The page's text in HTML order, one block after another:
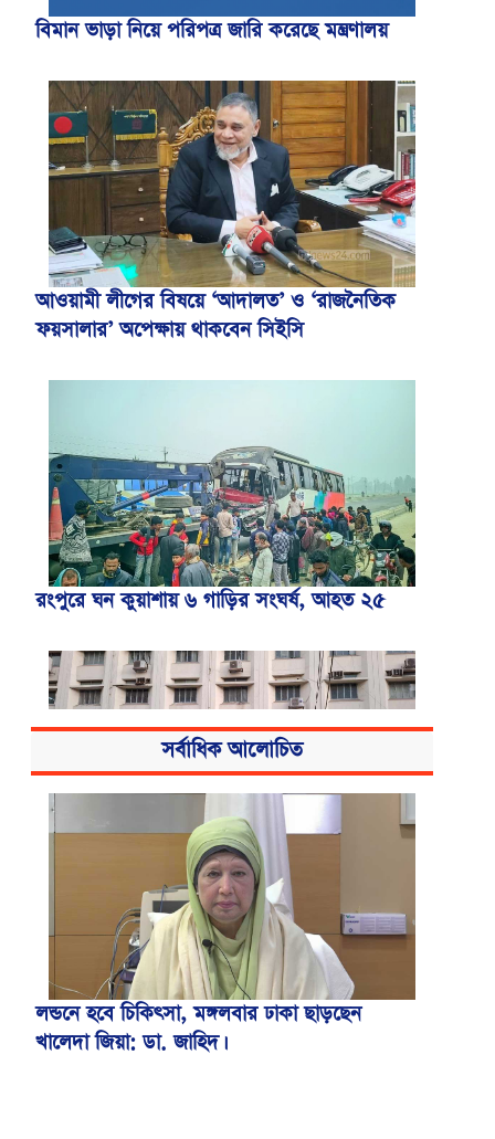
বিমান ভাড়া নিয়ে পরিপত্র জারি করেছে মন্ত্রণালয়
আওয়ামী লীগের বিষয়ে ‘আদালত’ ও ‘রাজনৈতিক
ফয়সালার’ অপেক্ষায় থাকবেন সিইসি
রংপুরে ঘন কুয়াশায় ৬ গাড়ির সংঘর্ষ, আহত ২৫
বিএসএমএমইউয়ের নতুন নাম বাংলাদেশ
মেডিকেল বিশ্ববিদ্যালয়
সর্বাধিক আলোচিত
লন্ডনে হবে চিকিৎসা, মঙ্গলবার ঢাকা ছাড়ছেন
খালেদা জিয়া: ডা. জাহিদ।